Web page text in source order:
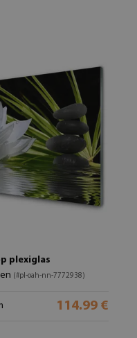
plexiglas
(#pl-oah-nn-7772938)
114.99 €